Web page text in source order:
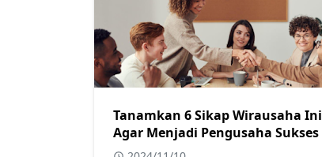
Tanamkan 6 Sikap Wirausaha Ini
Agar Menjadi Pengusaha Sukses